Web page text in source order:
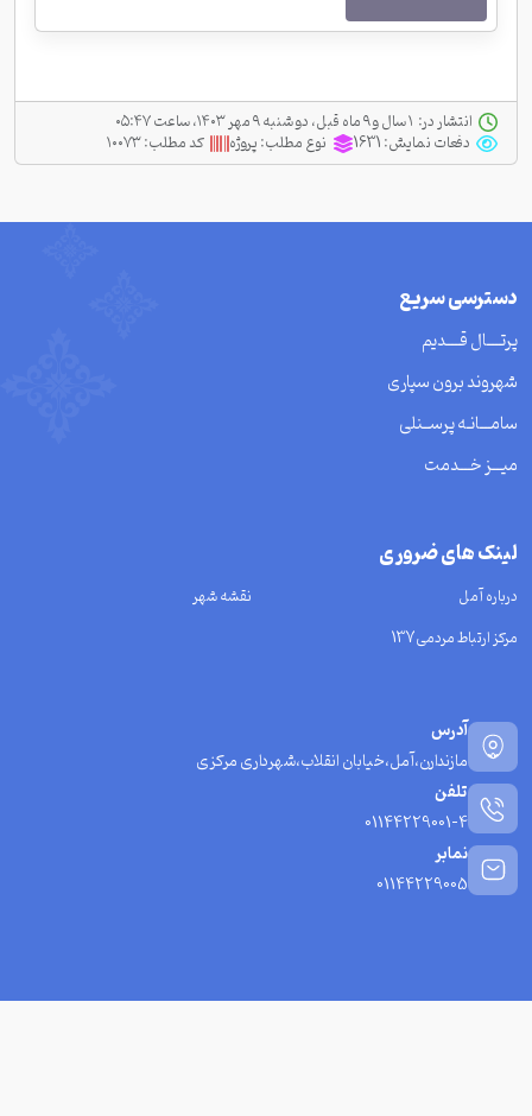
انتشار در:
دفعات نمایش:1631 نوع مطلب:پروژه کد مطلب:۱۰۰۷۳
دسترسی سریع
پرتــــال قــــدیم
شهروند برون سپاری
سامـــانـه پرســنلی
میـــز خـــدمت
لینک های ضروری
درباره آمل
نقشه شهر
مرکز ارتباط مردمی137
آدرس
مازندارن،آمل،خیابان انقلاب،شهرداری مرکزی
تلفن
01144229001-4
نمابر
01144229005